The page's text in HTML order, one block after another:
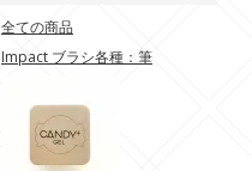
全ての商品
Impact ブラシ各種：筆